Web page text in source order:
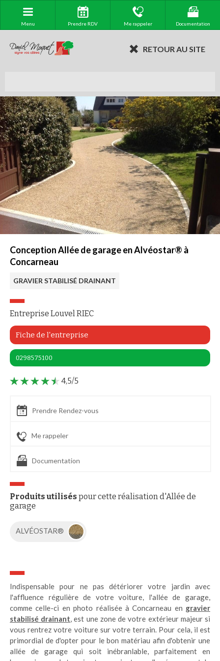
Menu Prendre RDV Me rappeler Documentation
RETOUR AU SITE
Conception Allée de garage en Alvéostar® à
Concarneau
GRAVIER STABILISÉ DRAINANT
Entreprise Louvel RIEC
Fiche de l'entreprise
0298575100
4,5/5
Prendre Rendez-vous
Me rappeler
Documentation
Produits utilisés pour cette réalisation d'Allée de
garage
ALVÉOSTAR®
Indispensable pour ne pas détériorer votre jardin avec
l'affluence régulière de votre voiture, l'allée de garage,
comme celle-ci en photo réalisée à Concarneau en gravier
stabilisé drainant, est une zone de votre extérieur majeur si
vous rentrez votre voiture sur votre terrain. Pour cela, il est
primordial de d'opter pour le bon matériau afin d'obtenir une
allée de garage qui soit inébranlable, parfaitement en